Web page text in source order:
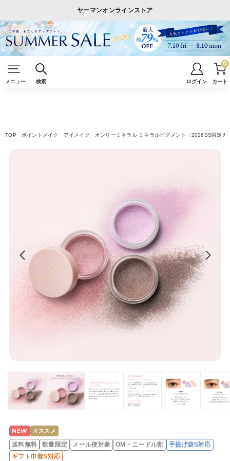
ヤーマンオンラインストア
メニュー 検索 ログイン カート
0
TOP ポイントメイク アイメイク オンリーミネラル ミネラルピグメント〈2026SS限定カ
NEW オススメ
送料無料 数量限定 メール便対象 OM・ニードル割
手提げ袋S対応
ギフト巾着S対応